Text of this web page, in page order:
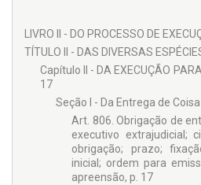
Art. 866
SUBSEÇÃO X – DA PENHORA DE
DE COISA MÓVEL OU IMÓVEL
Arts. 867 ao 869
SUBSEÇÃO XI – DA AVALIAÇÃO
Arts. 870 ao 875
Nacional de Direito da UFRJ. O
permanente do Instituto
IBDP.
LIVRO II - DO PROCESSO DE
TÍTULO II - DAS DIVERSAS
Capítulo II - DA EXECUÇÃO
17
Seção I - Da Entrega de
Art. 806. Obrigação de
executivo extrajudicial;
obrigação; prazo;
inicial; ordem para
apreensão, p. 17